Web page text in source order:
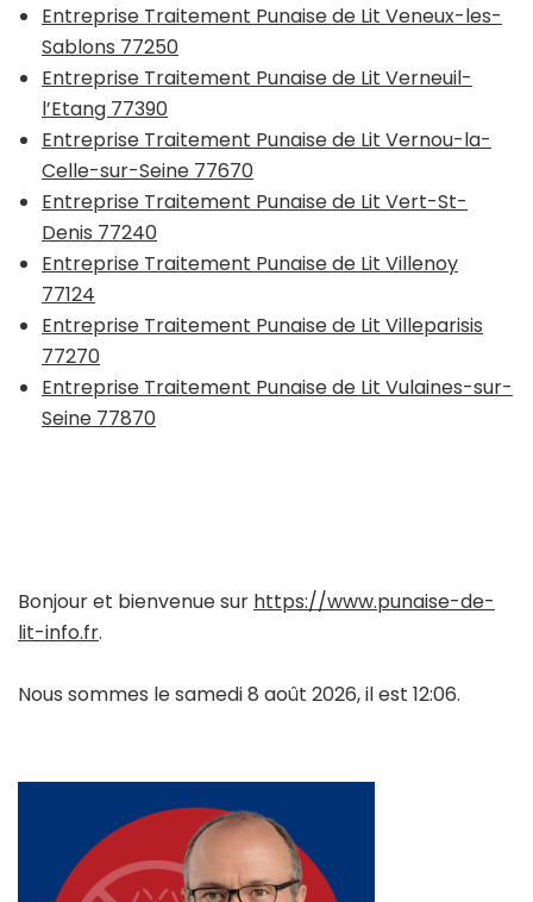
Entreprise Traitement Punaise de Lit Veneux-les-
Sablons 77250
Entreprise Traitement Punaise de Lit Verneuil-
l’Etang 77390
Entreprise Traitement Punaise de Lit Vernou-la-
Celle-sur-Seine 77670
Entreprise Traitement Punaise de Lit Vert-St-
Denis 77240
Entreprise Traitement Punaise de Lit Villenoy
77124
Entreprise Traitement Punaise de Lit Villeparisis
77270
Entreprise Traitement Punaise de Lit Vulaines-sur-
Seine 77870
Bonjour et bienvenue sur https://www.punaise-de-
lit-info.fr.
Nous sommes le samedi 8 août 2026, il est 12:06.